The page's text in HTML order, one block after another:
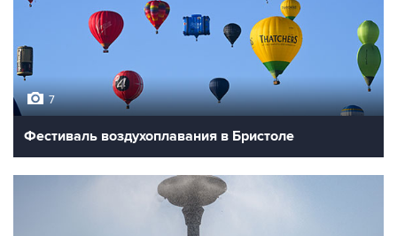
7
Фестиваль воздухоплавания в Бристоле